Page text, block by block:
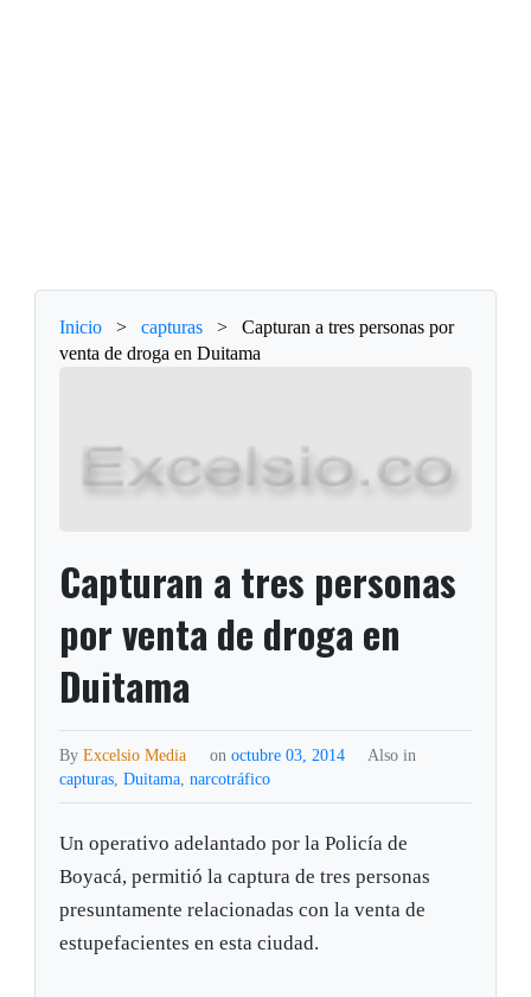
Inicio > capturas >
Capturan a tres personas por
venta de droga en Duitama
Capturan a tres personas
por venta de droga en
Duitama
ByExcelsio Media on octubre 03, 2014
Also in
capturas,Duitama,narcotráfico
Un operativo adelantado por la Policía de
Boyacá, permitió la captura de tres personas
presuntamente relacionadas con la venta de
estupefacientes en esta ciudad.